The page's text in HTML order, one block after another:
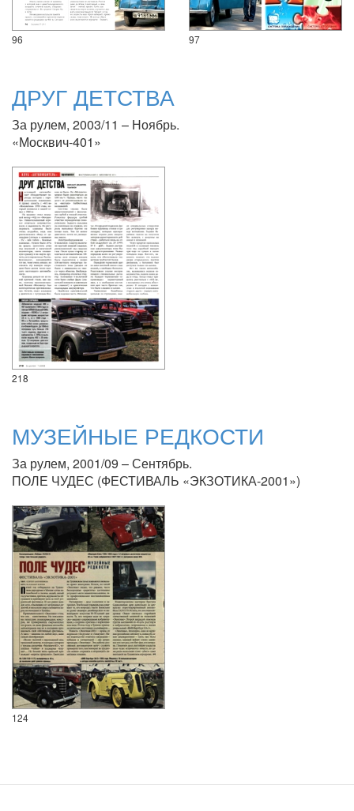
96 97
ДРУГ ДЕТСТВА
За рулем, 2003/11 – Ноябрь.
«Москвич-401»
218
МУЗЕЙНЫЕ РЕДКОСТИ
За рулем, 2001/09 – Сентябрь.
ПОЛЕ ЧУДЕС (ФЕСТИВАЛЬ «ЭКЗОТИКА-2001»)
124